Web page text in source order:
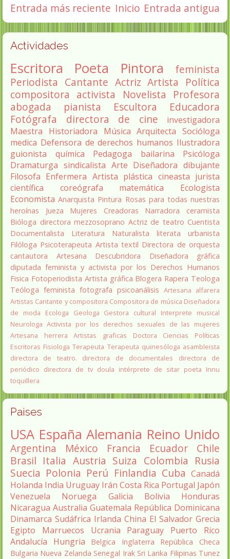
Entrada más reciente Entrada antigua
Inicio
Actividades
Escritora Poeta Pintora
feminista
Periodista Cantante Actriz Artista
Política
compositora activista Novelista
Profesora
abogada
pianista Escultora
Educadora
Fotógrafa
directora de cine
investigadora
Maestra
Historiadora Música Arquitecta Socióloga
medica Defensora de derechos humanos Ilustradora
guionista
química Pedagoga bailarina
Psicóloga
Dramaturga sindicalista Arte Diseñadora dibujante
Filosofa Enfermera Artista plástica cineasta jurista
científica
coreógrafa matemática
Ecologista
Economista Anarquista Pintura Rosas para todas nuestras
heroínas
Jueza Mujeres Creadoras Narradora
ceramista
Bióloga directora mezzosoprano Actriz de teatro Cuentista
Documentalista
Literatura Naturalista literata
urbanista
Filóloga Psicoterapeuta Artista textil Directora de orquesta
cantautora
Artesana Descubridora
Diseñadora gráfica
diputada feminista y activista por los Derechos Humanos
Fisica Fotoperiodista Artista gráfica Blogera Rapera Teologa
Teóloga feminista fotografa psicoanálisis Artesana alfarera
Artistas Cantante y compositora Compositora de música Diseñadora
de moda
Ecologa Geologa Gestora cultural
Interprete musical
Neurologa Activista por los derechos sexuales de las mujeres
Artesana herrera
Artistas graficas
Doctora Ciencias Políticas
Escritoras Fisiologa Terapeuta Terapeuta quinesóloga asambleista
directora de teatro.
directora de documentales
directora de
periódico directora de tv doula intérprete de sitar poeta Innu
toquillera
Paises
USA España Alemania Reino Unido
Argentina México Francia Ecuador
Chile
Brasil Italia Austria Suiza Colombia Rusia
Suecia Polonia Perú Finlandia Cuba Canadá
Holanda India Uruguay Irán Costa Rica Portugal Japón
Venezuela
Noruega Galicia Bolivia
Honduras
Nicaragua Australia Guatemala República Dominicana
Dinamarca Sudáfrica Irlanda China El Salvador Grecia
Egipto
Marruecos Ucrania Paraguay
Puerto Rico
Andalucía
Hungria Belgica Inglaterra
República Checa
Bulgaria Nueva Zelanda Senegal Irak Sri Lanka Filipinas Tunez